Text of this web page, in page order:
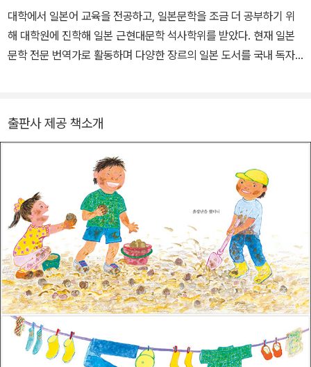
일본 어린이들에게 많은 사랑을 받아 한 번 책장을 열면 반복해서 여
러 번 읽고 또 읽게 되는 정겨운 그림책 <늘었어요, 늘었어>는 어른
대학에서 일본어 교육을 전공하고, 일본문학을 조금 더 공부하기 위
해 대학원에 진학해 일본 근현대문학 석사학위를 받았다. 현재 일본
문학 전문 번역가로 활동하며 다양한 장르의 일본 도서를 국내 독자
한 거짓말을 할 거야』 ,『내 이야기를 읽어주세요』등이 있다.
출판사 제공 책소개